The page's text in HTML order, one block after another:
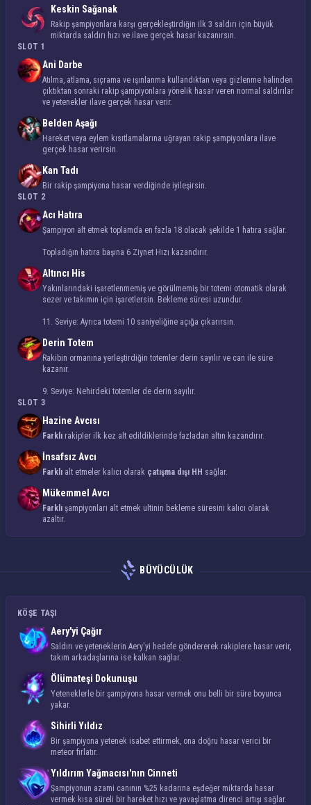
Keskin Sağanak
Rakip şampiyonlara karşı gerçekleştirdiğin ilk 3 saldırı için büyük
miktarda saldırı hızı ve ilave gerçek hasar kazanırsın.
SLOT 1
Ani Darbe
Atılma, atlama, sıçrama ve ışınlanma kullandıktan veya gizlenme halinden
çıktıktan sonraki rakip şampiyonlara yönelik hasar veren normal saldırılar
ve yetenekler ilave gerçek hasar verir.
Belden Aşağı
Hareket veya eylem kısıtlamalarına uğrayan rakip şampiyonlara ilave
gerçek hasar verirsin.
Kan Tadı
Bir rakip şampiyona hasar verdiğinde iyileşirsin.
SLOT 2
Acı Hatıra
Şampiyon alt etmek toplamda en fazla 18 olacak şekilde 1 hatıra sağlar.
Topladığın hatıra başına 6 Ziynet Hızı kazandırır.
Altıncı His
Yakınlarındaki işaretlenmemiş ve görülmemiş bir totemi otomatik olarak
sezer ve takımın için işaretlersin. Bekleme süresi uzundur.
11. Seviye: Ayrıca totemi 10 saniyeliğine açığa çıkarırsın.
Derin Totem
Rakibin ormanına yerleştirdiğin totemler derin sayılır ve can ile süre
kazanır.
9. Seviye: Nehirdeki totemler de derin sayılır.
SLOT 3
Hazine Avcısı
Farklı rakipler ilk kez alt edildiklerinde fazladan altın kazandırır.
İnsafsız Avcı
Farklı alt etmeler kalıcı olarak çatışma dışı HH sağlar.
Mükemmel Avcı
Farklı şampiyonları alt etmek ultinin bekleme süresini kalıcı olarak
azaltır.
BÜYÜCÜLÜK
KÖŞE TAŞI
Aery'yi Çağır
Saldırı ve yeteneklerin Aery'yi hedefe göndererek rakiplere hasar verir,
takım arkadaşlarına ise kalkan sağlar.
Ölümateşi Dokunuşu
Yeteneklerle bir şampiyona hasar vermek onu belli bir süre boyunca
yakar.
Sihirli Yıldız
Bir şampiyona yetenek isabet ettirmek, ona doğru hasar verici bir
meteor fırlatır.
Yıldırım Yağmacısı'nın Cinneti
Şampiyonun azami canının %25 kadarına eşdeğer miktarda hasar
vermek kısa süreli bir hareket hızı ve yavaşlatma direnci artışı sağlar.